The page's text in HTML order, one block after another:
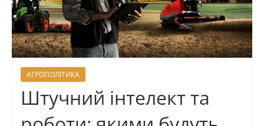
АГРОПОЛІТИКА
Штучний інтелект та